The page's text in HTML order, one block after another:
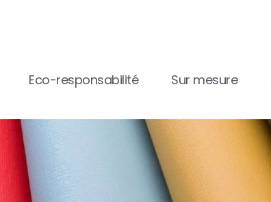
Eco-responsabilité Sur mesure